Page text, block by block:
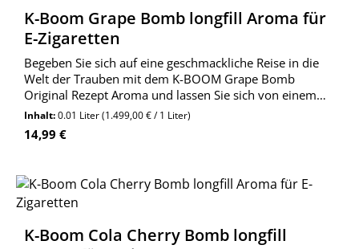
K-Boom Grape Bomb longfill Aroma für
E-Zigaretten
Begeben Sie sich auf eine geschmackliche Reise in die
Welt der Trauben mit dem K-BOOM Grape Bomb
Original Rezept Aroma und lassen Sie sich von einem
fruchtig-süßen und unvergesslichen
Geschmackserlebnis.
Inhalt:0.01 Liter(1.499,00 € / 1 Liter)
Regulärer Preis:
14,99 €
K-Boom Cola Cherry Bomb longfill